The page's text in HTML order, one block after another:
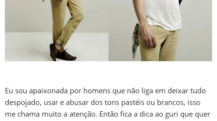
Eu sou apaixonada por homens que não liga em deixar tudo
despojado, usar e abusar dos tons pastéis ou brancos, isso
me chama muito a atenção. Então fica a dica ao guri que quer